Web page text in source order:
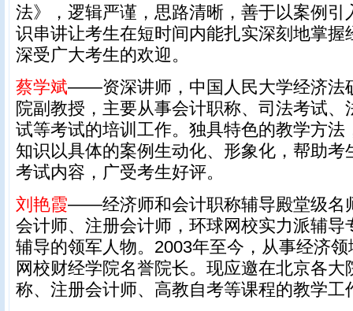
法》，逻辑严谨，思路清晰，善于以案例引
识串讲让考生在短时间内能扎实深刻地掌握
深受广大考生的欢迎。
蔡学斌——资深讲师，中国人民大学经济法
院副教授，主要从事会计职称、司法考试、
试等考试的培训工作。独具特色的教学方法
知识以具体的案例生动化、形象化，帮助考
考试内容，广受考生好评。
刘艳霞——经济师和会计职称辅导殿堂级名
会计师、注册会计师，环球网校实力派辅导
辅导的领军人物。2003年至今，从事经济
网校财经学院名誉院长。现应邀在北京各大
称、注册会计师、高教自考等课程的教学工